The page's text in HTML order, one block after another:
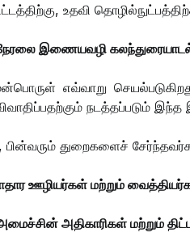
உதவி
இணையவழி
எவ்வாறு
விவாதிப்பதற்கும் நடத்தப்படும்
பின்வரும் துறைகளைச்
ஊழியர்கள் மற்றும்
அமைச்சின் அதிகாரிகள் மற்றும்